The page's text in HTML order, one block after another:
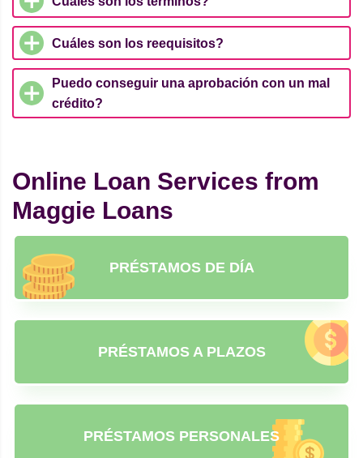
Cuáles son los reequisitos?
Puedo conseguir una aprobación con un mal
crédito?
Online Loan Services from
Maggie Loans
PRÉSTAMOS DE DÍA
PRÉSTAMOS A PLAZOS
PRÉSTAMOS PERSONALES